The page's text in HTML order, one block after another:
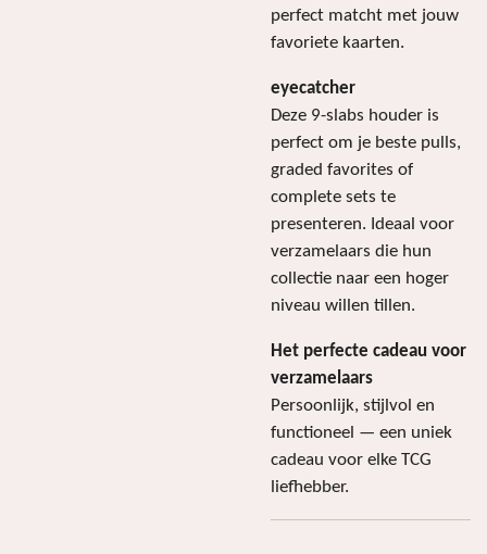
perfect matcht met jouw
favoriete kaarten.
eyecatcher
Deze 9-slabs houder is
perfect om je beste pulls,
graded favorites of
complete sets te
presenteren. Ideaal voor
verzamelaars die hun
collectie naar een hoger
niveau willen tillen.
Het perfecte cadeau voor
verzamelaars
Persoonlijk, stijlvol en
functioneel — een uniek
cadeau voor elke TCG
liefhebber.